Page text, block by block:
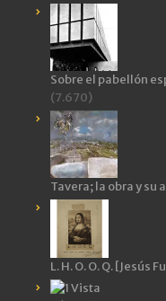
Sobre el pabellón
(7.670)
Tavera; la obra y su
L. H. O. O. Q. [Jesús